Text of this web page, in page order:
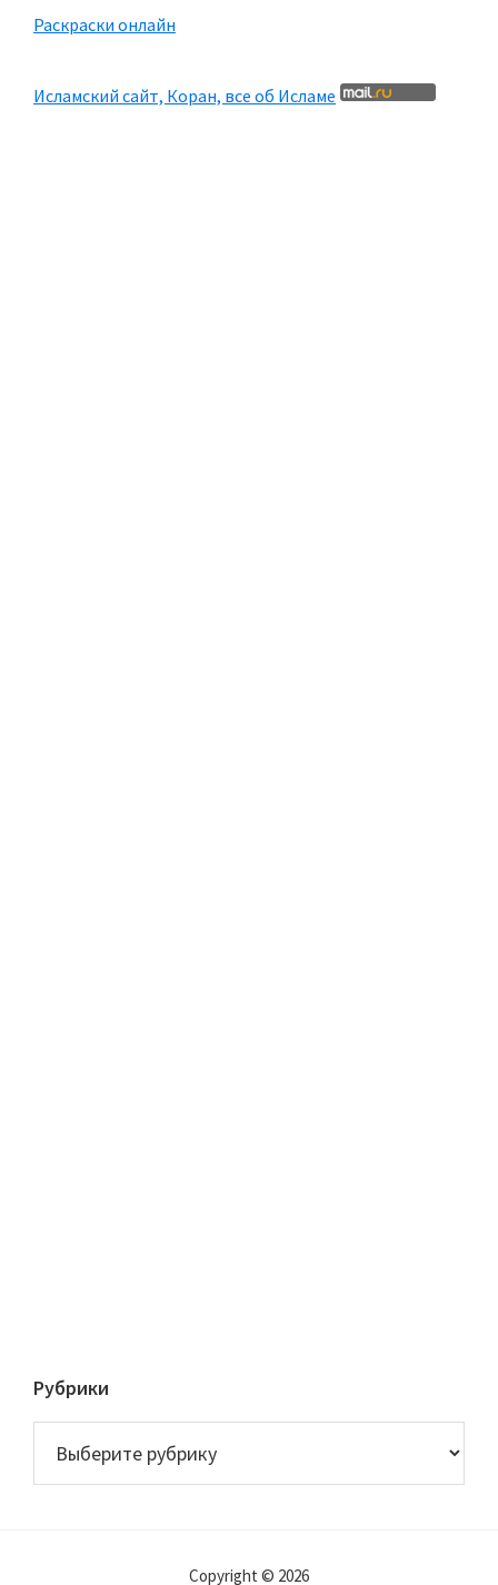
Раскраски онлайн
Исламский сайт, Коран, все об Исламе
Рубрики
Copyright © 2026